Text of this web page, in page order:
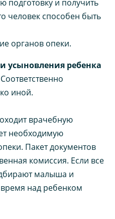
подготовку и получить
человек способен быть
органов опеки.
усыновления ребенка
иной.
врачебную
необходимую
Пакет документов
комиссия. Если все
малыша и
над ребенком